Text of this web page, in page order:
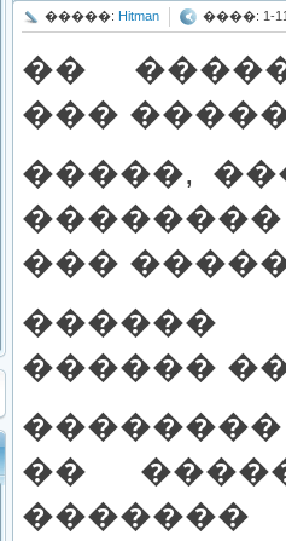
�����: Hitman ����: 1-11-
��
���
�����,
���
������
������
��